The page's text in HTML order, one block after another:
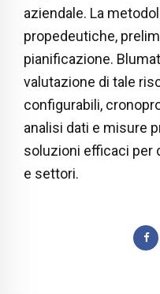
aziendale. La
propedeutiche,
pianificazione.
valutazione di tale
configurabili,
analisi dati e misure
soluzioni efficaci per
e settori.